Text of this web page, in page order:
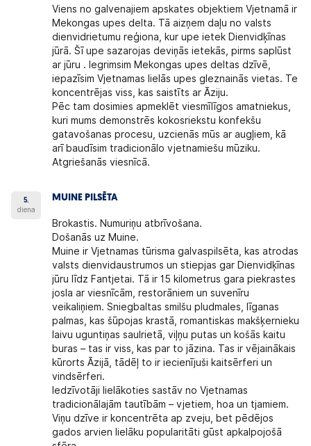
Viens no galvenajiem apskates objektiem Vjetnamā ir
Mekongas upes delta. Tā aizņem daļu no valsts
dienvidrietumu reģiona, kur upe ietek Dienvidķīnas
jūrā. Šī upe sazarojas deviņās ietekās, pirms saplūst
ar jūru . Iegrimsim Mekongas upes deltas dzīvē,
iepazīsim Vjetnamas lielās upes gleznainās vietas. Te
koncentrējas viss, kas saistīts ar Āziju.
Pēc tam dosimies apmeklēt viesmīlīgos amatniekus,
kuri mums demonstrēs kokosriekstu konfekšu
gatavošanas procesu, uzcienās mūs ar augļiem, kā
arī baudīsim tradicionālo vjetnamiešu mūziku.
Atgriešanās viesnīcā.
5.
diena
MUINE PILSĒTA
Brokastis. Numuriņu atbrīvošana.
Došanās uz Muine.
Muine ir Vjetnamas tūrisma galvaspilsēta, kas atrodas
valsts dienvidaustrumos un stiepjas gar Dienvidķīnas
jūru līdz Fantjetai. Tā ir 15 kilometrus gara piekrastes
josla ar viesnīcām, restorāniem un suvenīru
veikaliņiem. Sniegbaltas smilšu pludmales, līganas
palmas, kas šūpojas krastā, romantiskas makšķernieku
laivu uguntiņas saulrietā, viļņu putas un košās kaitu
buras – tas ir viss, kas par to jāzina. Tas ir vējainākais
kūrorts Āzijā, tādēļ to ir iecienījuši kaitsērferi un
vindsērferi.
Iedzīvotāji lielākoties sastāv no Vjetnamas
tradicionālajām tautībām – vjetiem, hoa un tjamiem.
Viņu dzīve ir koncentrēta ap zveju, bet pēdējos
gados arvien lielāku popularitāti gūst apkalpojošā